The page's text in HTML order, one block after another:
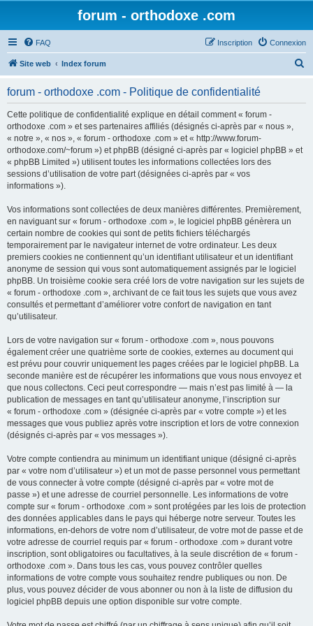
forum - orthodoxe .com
FAQ Connexion
Inscription
Site web Index forum
forum - orthodoxe .com - Politique de confidentialité
Cette politique de confidentialité explique en détail comment « forum -
orthodoxe .com » et ses partenaires affiliés (désignés ci-après par « nous »,
« notre », « nos », « forum - orthodoxe .com » et « http://www.forum-
orthodoxe.com/~forum ») et phpBB (désigné ci-après par « logiciel phpBB » et
« phpBB Limited ») utilisent toutes les informations collectées lors des
sessions d’utilisation de votre part (désignées ci-après par « vos
informations »).
Vos informations sont collectées de deux manières différentes. Premièrement,
en naviguant sur « forum - orthodoxe .com », le logiciel phpBB génèrera un
certain nombre de cookies qui sont de petits fichiers téléchargés
temporairement par le navigateur internet de votre ordinateur. Les deux
premiers cookies ne contiennent qu’un identifiant utilisateur et un identifiant
anonyme de session qui vous sont automatiquement assignés par le logiciel
phpBB. Un troisième cookie sera créé lors de votre navigation sur les sujets de
« forum - orthodoxe .com », archivant de ce fait tous les sujets que vous avez
consultés et permettant d’améliorer votre confort de navigation en tant
qu’utilisateur.
Lors de votre navigation sur « forum - orthodoxe .com », nous pouvons
également créer une quatrième sorte de cookies, externes au document qui
est prévu pour couvrir uniquement les pages créées par le logiciel phpBB. La
seconde manière est de récupérer les informations que vous nous envoyez et
que nous collectons. Ceci peut correspondre — mais n’est pas limité à — la
publication de messages en tant qu’utilisateur anonyme, l’inscription sur
« forum - orthodoxe .com » (désignée ci-après par « votre compte ») et les
messages que vous publiez après votre inscription et lors de votre connexion
(désignés ci-après par « vos messages »).
Votre compte contiendra au minimum un identifiant unique (désigné ci-après
par « votre nom d’utilisateur ») et un mot de passe personnel vous permettant
de vous connecter à votre compte (désigné ci-après par « votre mot de
passe ») et une adresse de courriel personnelle. Les informations de votre
compte sur « forum - orthodoxe .com » sont protégées par les lois de protection
des données applicables dans le pays qui héberge notre serveur. Toutes les
informations, en-dehors de votre nom d’utilisateur, de votre mot de passe et de
votre adresse de courriel requis par « forum - orthodoxe .com » durant votre
inscription, sont obligatoires ou facultatives, à la seule discrétion de « forum -
orthodoxe .com ». Dans tous les cas, vous pouvez contrôler quelles
informations de votre compte vous souhaitez rendre publiques ou non. De
plus, vous pouvez décider de vous abonner ou non à la liste de diffusion du
logiciel phpBB depuis une option disponible sur votre compte.